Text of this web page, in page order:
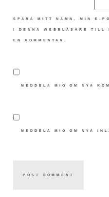
SPARA MITT NAMN, MIN E-
I DENNA WEBBLÄSARE TILL
EN KOMMENTAR.
MEDDELA MIG OM NYA
MEDDELA MIG OM NYA